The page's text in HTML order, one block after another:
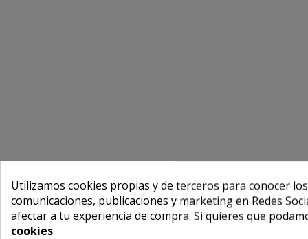
Utilizamos cookies propias y de terceros para conocer
comunicaciones, publicaciones y marketing en Redes
afectar a tu experiencia de compra. Si quieres que
cookies